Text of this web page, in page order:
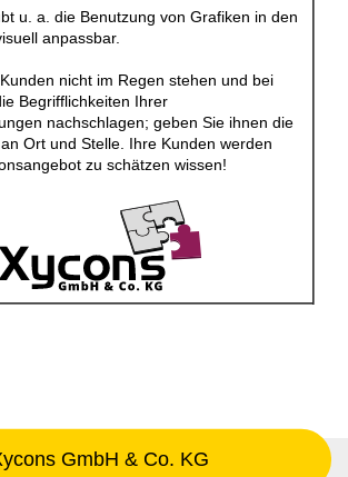
u. a. die Benutzung von Grafiken in den
anpassbar.
nicht im Regen stehen und bei
Begrifflichkeiten Ihrer
nachschlagen; geben Sie ihnen die
Ort und Stelle. Ihre Kunden werden
zu schätzen wissen!
GmbH & Co. KG